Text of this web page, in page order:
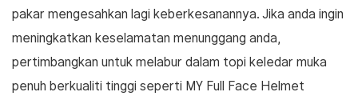
pakar mengesahkan lagi keberkesanannya. Jika anda ingin
meningkatkan keselamatan menunggang anda,
pertimbangkan untuk melabur dalam topi keledar muka
penuh berkualiti tinggi seperti MY Full Face Helmet